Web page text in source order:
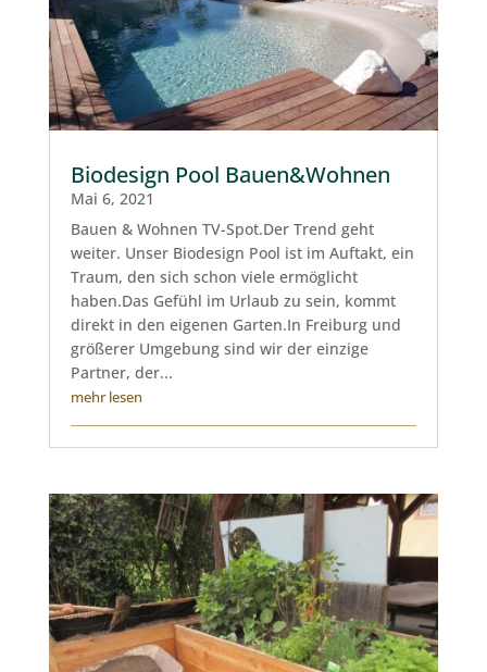
Biodesign Pool Bauen&Wohnen
Mai 6, 2021
Bauen & Wohnen TV-Spot.Der Trend geht
weiter. Unser Biodesign Pool ist im Auftakt, ein
Traum, den sich schon viele ermöglicht
haben.Das Gefühl im Urlaub zu sein, kommt
direkt in den eigenen Garten.In Freiburg und
größerer Umgebung sind wir der einzige
Partner, der...
mehr lesen